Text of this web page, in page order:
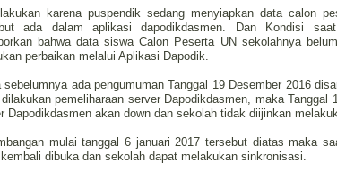
karena puspendik sedang menyiapkan data calon
ada dalam aplikasi dapodikdasmen. Dan
Kondisi
bahwa data siswa Calon Peserta UN sekolahnya
perbaikan melalui Aplikasi Dapodik.
sebelumnya ada pengumuman Tanggal 19 Desember 2016
pemeliharaan server Dapodikdasmen, maka Tanggal
Dapodikdasmen akan down dan sekolah tidak diijinkan
mulai tanggal 6 januari 2017 tersebut diatas maka
dibuka dan sekolah dapat melakukan sinkronisasi.